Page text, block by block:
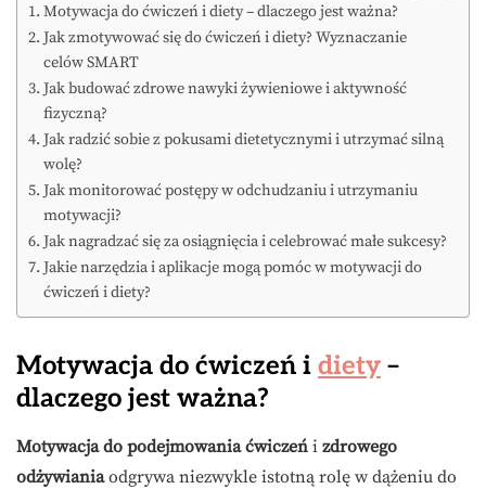
Motywacja do ćwiczeń i diety – dlaczego jest ważna?
Jak zmotywować się do ćwiczeń i diety? Wyznaczanie
celów SMART
Jak budować zdrowe nawyki żywieniowe i aktywność
fizyczną?
Jak radzić sobie z pokusami dietetycznymi i utrzymać silną
wolę?
Jak monitorować postępy w odchudzaniu i utrzymaniu
motywacji?
Jak nagradzać się za osiągnięcia i celebrować małe sukcesy?
Jakie narzędzia i aplikacje mogą pomóc w motywacji do
ćwiczeń i diety?
Motywacja do ćwiczeń i diety –
dlaczego jest ważna?
Motywacja do podejmowania ćwiczeń i zdrowego
odżywianiaodgrywa niezwykle istotną rolę w dążeniu do